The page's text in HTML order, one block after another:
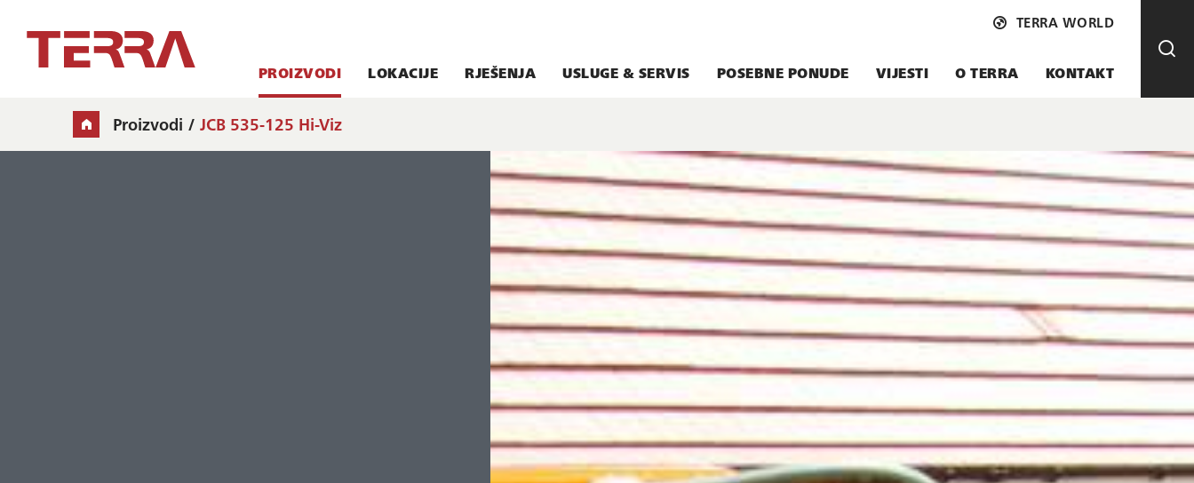
PROIZVODI LOKACIJE RJEŠENJA USLUGE & SERVIS POSEBNE PONUDE VIJESTI O TERRA KONTAKT
TERRA WORLD
Proizvodi JCB 535-125 Hi-Viz